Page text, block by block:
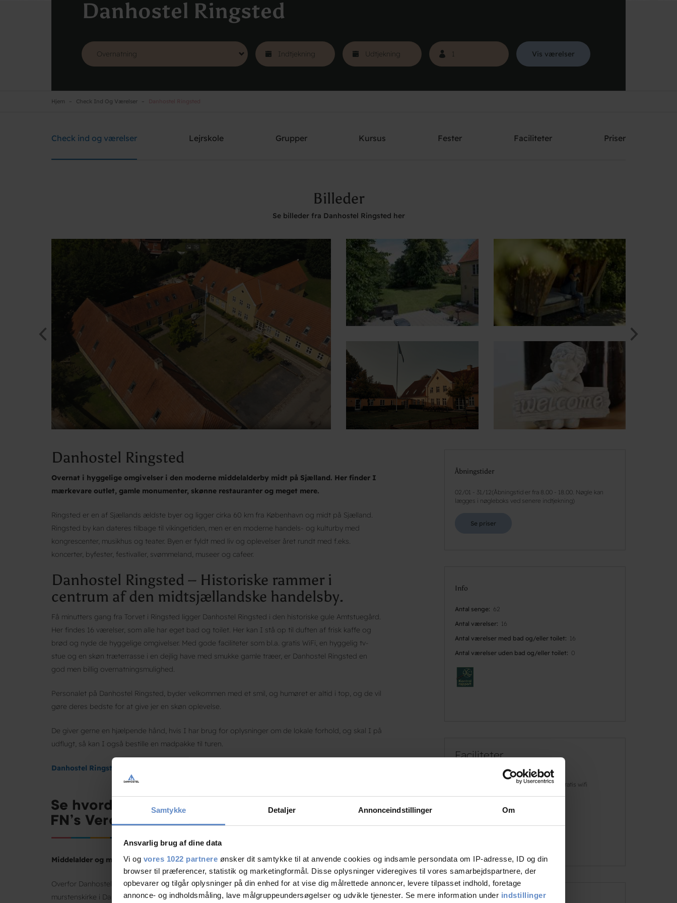
Samtykke Detaljer Annonceindstillinger Om
Ansvarlig brug af dine data
Vi og vores 1022 partnere ønsker dit samtykke til at anvende cookies og indsamle persondata om IP-adresse, ID og din
browser til præferencer, statistik og marketingformål. Disse oplysninger videregives til vores samarbejdspartnere, der
opbevarer og tilgår oplysninger på din enhed for at vise dig målrettede annoncer, levere tilpasset indhold, foretage
annonce- og indholdsmåling, lave målgruppeundersøgelser og udvikle tjenester. Se mere information under indstillinger
Danhostel Ringsted
Vis værelser
Danhostel Ringsted
Hjem Check Ind Og Værelser
Check ind og værelser Lejrskole Grupper Kursus Fester Faciliteter Priser
Billeder
Se billeder fra Danhostel Ringsted her
Danhostel Ringsted
Overnat i hyggelige omgivelser i den moderne middelalderby midt på Sjælland. Her finder I
mærkevare outlet, gamle monumenter, skønne restauranter og meget mere.
Ringsted er en af Sjællands ældste byer og ligger cirka 60 km fra København og midt på Sjælland.
Ringsted by kan dateres tilbage til vikingetiden, men er en moderne handels- og kulturby med
kongrescenter, musikhus og teater. Byen er fyldt med liv og oplevelser året rundt med f.eks.
koncerter, byfester, festivaller, svømmeland, museer og cafeer.
Danhostel Ringsted – Historiske rammer i
centrum af den midtsjællandske handelsby.
Få minutters gang fra Torvet i Ringsted ligger Danhostel Ringsted i den historiske gule Amtstuegård.
Her findes 16 værelser, som alle har eget bad og toilet. Her kan I stå op til duften af frisk kaffe og
brød og nyde de hyggelige omgivelser. Med gode faciliteter som bl.a. gratis WiFi, en hyggelig tv-
stue og en skøn træterrasse i en dejlig have med smukke gamle træer, er Danhostel Ringsted en
god men billig overnatningsmulighed.
Personalet på Danhostel Ringsted, byder velkommen med et smil, og humøret er altid i top, og de vil
gøre deres bedste for at give jer en skøn oplevelse.
De giver gerne en hjælpende hånd, hvis I har brug for oplysninger om de lokale forhold, og skal I på
udflugt, så kan I også bestille en madpakke til turen.
Danhostel Ringsted afbestillingsregler
Middelalder og mærkevarer.
Overfor Danhostel Ringsted ligger Sankt Bendts kirke, der er byens vartegn. Det er den første
murstenskirke i Danmark og er fra 1170. Gennem middelalderen var Ringsted den vigtigste by på
Åbningstider
02/01 - 31/12( Åbningstid er fra 8.00 - 18.00. Nøgle kan
lægges i nøgleboks ved senere indtjekning)
Se priser
Info
Antal senge
62
Antal værelser
16
Antal værelser med bad og/eller toilet
16
Antal værelser uden bad og/eller toilet
0
Faciliteter
Gratis wifi
Gratis parkering